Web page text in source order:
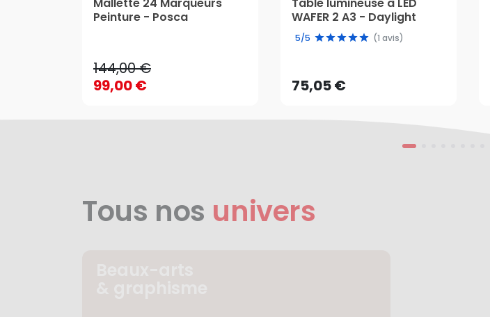
Mallette 24 Marqueurs
Peinture - Posca
144,00 €
99,00 €
144,00 €
Table lumineuse à LED
WAFER 2 A3 - Daylight
5/5 (1 avis)
75,05 €
75,05 €
Tous nos univers